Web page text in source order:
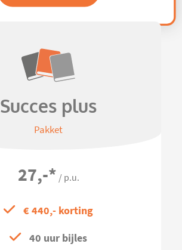
Succes plus
Pakket
27,-* / p.u.
€ 440,- korting
40 uur bijles